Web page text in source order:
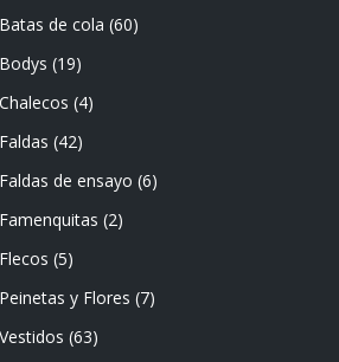
Batas de cola (60)
Bodys (19)
Chalecos (4)
Faldas (42)
Faldas de ensayo (6)
Famenquitas (2)
Flecos (5)
Peinetas y Flores (7)
Vestidos (63)